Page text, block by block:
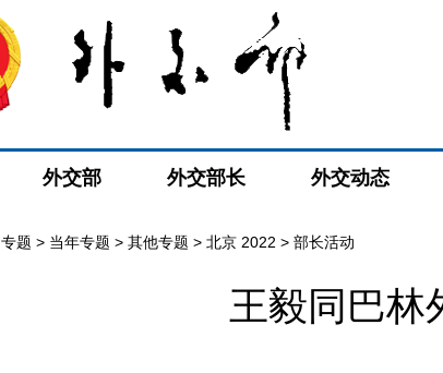
外交部 外交部长 外交动态
专题 > 当年专题 > 其他专题 > 北京 2022 > 部长活动
王毅同巴林